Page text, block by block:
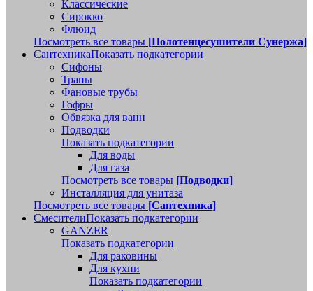
Классические
Сирокко
Флюид
Посмотреть все товары [Полотенцесушители Сунержа]
СантехникаПоказать подкатегории
Сифоны
Трапы
Фановые трубы
Гофры
Обвязка для ванн
Подводки
Показать подкатегории
Для воды
Для газа
Посмотреть все товары [Подводки]
Инсталляция для унитаза
Посмотреть все товары [Сантехника]
СмесителиПоказать подкатегории
GANZER
Показать подкатегории
Для раковины
Для кухни
Показать подкатегории